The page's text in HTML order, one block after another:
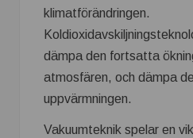
klimatförändringen.
dämpa den fortsatta
atmosfären, och dämpa
uppvärmningen.
Vakuumteknik spelar en